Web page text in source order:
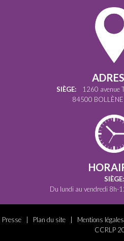
SIÈGE: 1260 avenue
84500
SIÈGE:
Du lundi au vendredi
Presse| Plan du site| Mentions légales
CCRLP